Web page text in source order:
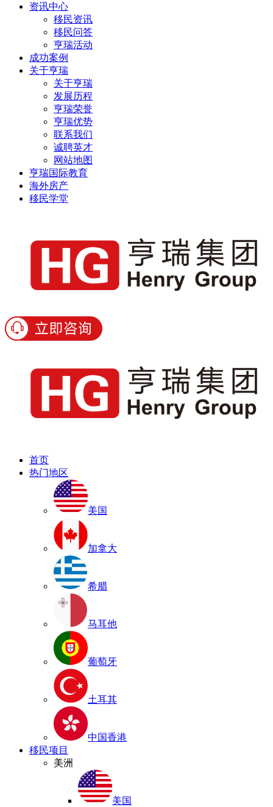
资讯中心
移民资讯
移民问答
亨瑞活动
成功案例
关于亨瑞
关于亨瑞
发展历程
亨瑞荣誉
亨瑞优势
联系我们
诚聘英才
网站地图
亨瑞国际教育
海外房产
移民学堂
首页
热门地区
美国
加拿大
希腊
马耳他
葡萄牙
土耳其
中国香港
移民项目
美洲
美国